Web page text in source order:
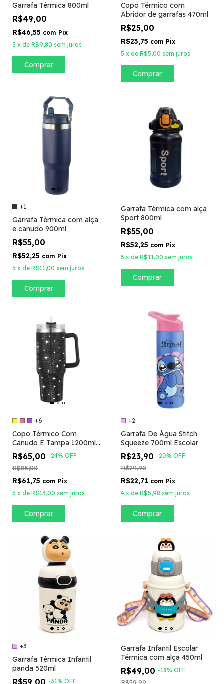
Garrafa Térmica 800ml
R$49,00
R$46,55 com Pix
5 x de R$9,80 sem juros
Comprar
Copo Térmico com
Abridor de garrafas 470ml
R$25,00
R$23,75 com Pix
5 x de R$5,00 sem juros
Comprar
+1
Garrafa Térmica com alça
e canudo 900ml
R$55,00
R$52,25 com Pix
5 x de R$11,00 sem juros
Comprar
Garrafa Térmica com alça
Sport 800ml
R$55,00
R$52,25 com Pix
5 x de R$11,00 sem juros
Comprar
+6
Copo Térmico Com
Canudo E Tampa 1200ml
Com Brilho Caneca
R$65,00 -24% OFF
R$85,00
R$61,75 com Pix
5 x de R$13,00 sem juros
Comprar
+2
Garrafa De Água Stitch
Squeeze 700ml Escolar
R$23,90 -20% OFF
R$29,90
R$22,71 com Pix
4 x de R$5,98 sem juros
Comprar
+3
Garrafa Térmica Infantil
panda 520ml
R$59,00 -31% OFF
Garrafa Infantil Escolar
Térmica com alça 450ml
R$49,00 -18% OFF
R$59,99